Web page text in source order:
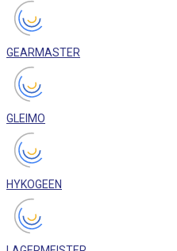
GEARMASTER
GLEIMO
HYKOGEEN